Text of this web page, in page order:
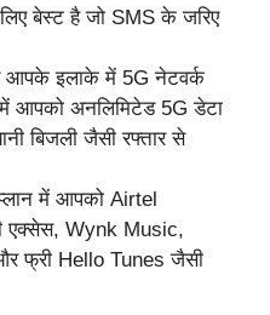
बेस्ट है जो SMS के जरिए
आपके इलाके में 5G नेटवर्क
आपको अनलिमिटेड 5G डेटा
बिजली जैसी रफ्तार से
में आपको Airtel
एक्सेस, Wynk Music,
फ्री Hello Tunes जैसी